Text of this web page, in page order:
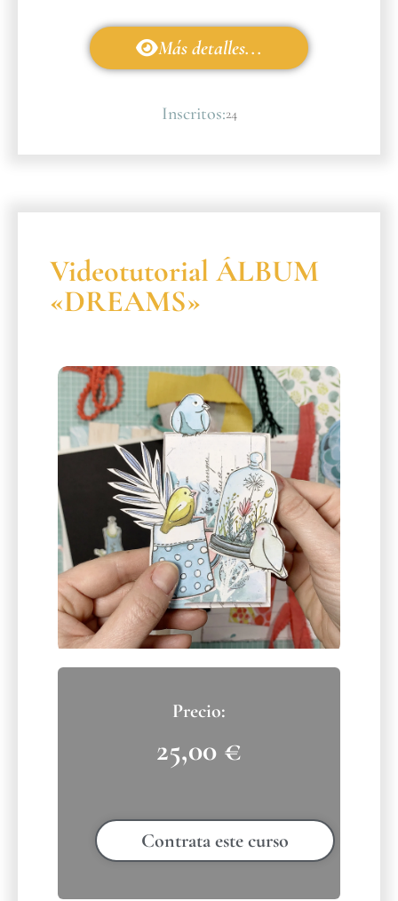
Más detalles...
Inscritos:24
Videotutorial ÁLBUM
«DREAMS»
25,00 €
Contrata este curso